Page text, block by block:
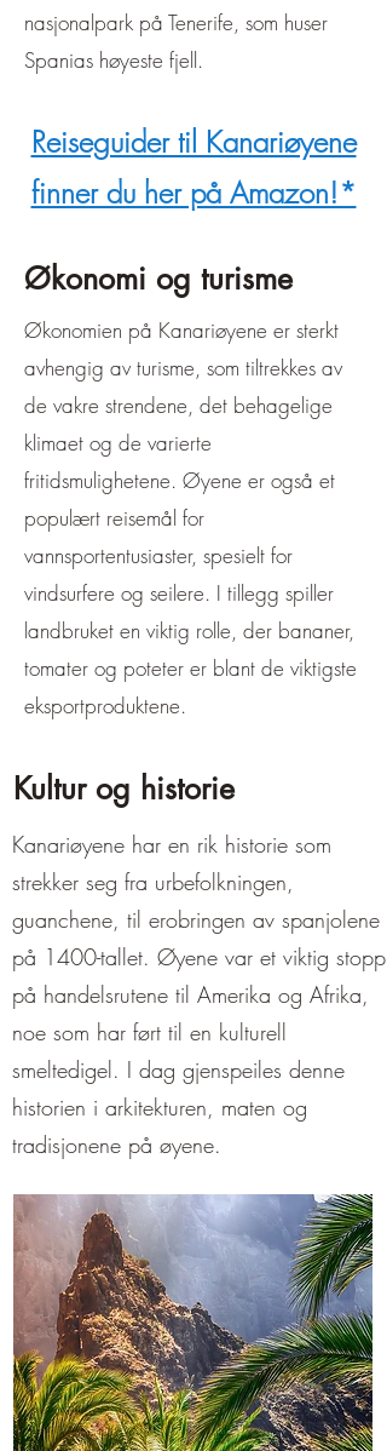
nasjonalpark på Tenerife, som huser
Spanias høyeste fjell.
Reiseguider til Kanariøyene
finner du her på Amazon!*
Økonomi og turisme
Økonomien på Kanariøyene er sterkt
avhengig av turisme, som tiltrekkes av
de vakre strendene, det behagelige
klimaet og de varierte
fritidsmulighetene. Øyene er også et
populært reisemål for
vannsportentusiaster, spesielt for
vindsurfere og seilere. I tillegg spiller
landbruket en viktig rolle, der bananer,
tomater og poteter er blant de viktigste
eksportproduktene.
Kultur og historie
Kanariøyene har en rik historie som
strekker seg fra urbefolkningen,
guanchene, til erobringen av spanjolene
på 1400-tallet. Øyene var et viktig stopp
på handelsrutene til Amerika og Afrika,
noe som har ført til en kulturell
smeltedigel. I dag gjenspeiles denne
historien i arkitekturen, maten og
tradisjonene på øyene.